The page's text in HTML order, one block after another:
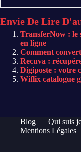
Envie De Lire
TransferNow : le
en ligne
Comment
Recuva :
Digiposte : votre
Wiflix catalogue
Blog Qui suis
Mentions Légales